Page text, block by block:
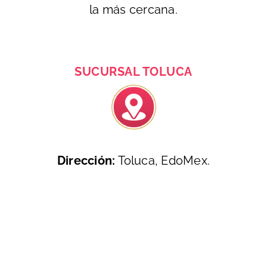
la más cercana.
SUCURSAL TOLUCA
Dirección: Toluca, EdoMex.